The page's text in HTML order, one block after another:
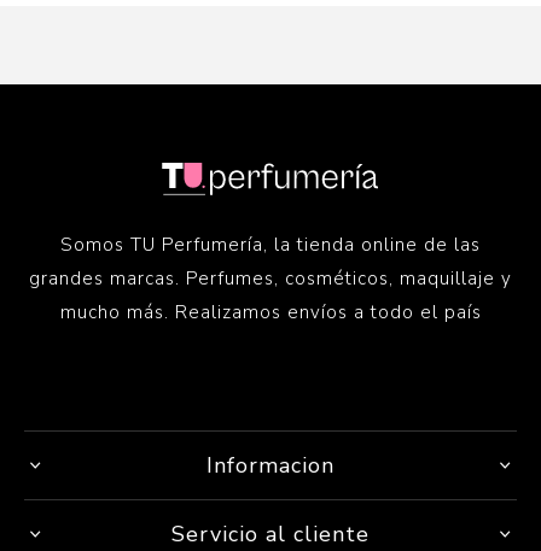
Somos TU Perfumería, la tienda online de las
grandes marcas. Perfumes, cosméticos, maquillaje y
mucho más. Realizamos envíos a todo el país
Informacion
Servicio al cliente